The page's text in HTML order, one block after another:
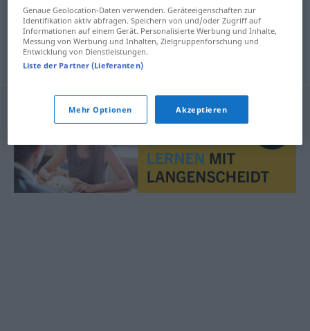
Unanständigkeit F uygunsuzluk
Unschicklichkeit F uygunsuzluk
Genaue Geolocation-Daten verwenden. Geräteeigenschaften zur
Identifikation aktiv abfragen. Speichern von und/oder Zugriff auf
Informationen auf einem Gerät. Personalisierte Werbung und Inhalte,
Messung von Werbung und Inhalten, Zielgruppenforschung und
Entwicklung von Dienstleistungen.
Liste der Partner (Lieferanten)
Mehr Optionen Akzeptieren